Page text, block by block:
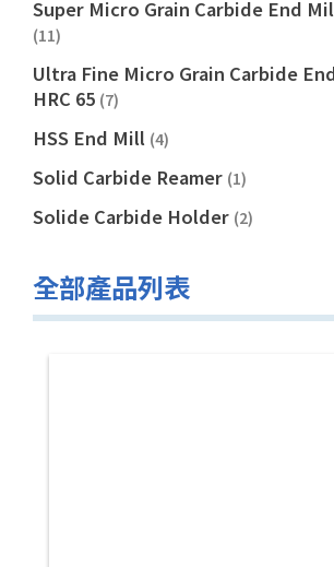
Super Micro Grain Carbide End
(11)
Ultra Fine Micro Grain Carbide
HRC 65 (7)
HSS End Mill (4)
Solid Carbide Reamer (1)
Solide Carbide Holder (2)
全部產品列表